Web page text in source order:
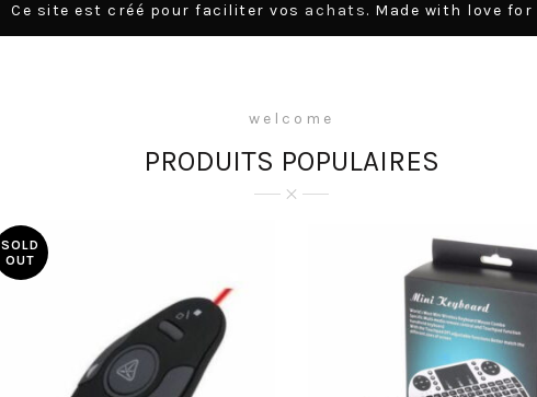
Ce site est créé pour faciliter vos achats. Made with love for
welcome
PRODUITS POPULAIRES
SOLD
OUT